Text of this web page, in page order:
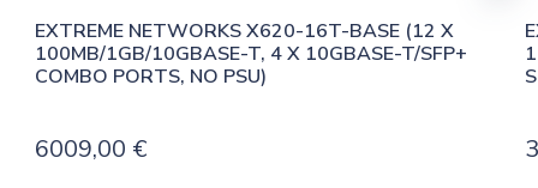
EXTREME NETWORKS X620-16T-BASE (12 X
100MB/1GB/10GBASE-T, 4 X 10GBASE-T/SFP+
COMBO PORTS, NO PSU)
6009,00 €